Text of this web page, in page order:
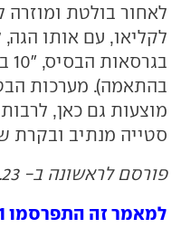
לאחור בולטת
בהתאמה). מערכות
מוצעות גם כאן,
סטייה מנתיב ובקרת
פורסם לראשונה ב- 11.06.23
למאמר זה התפרסמו 1 תגובות